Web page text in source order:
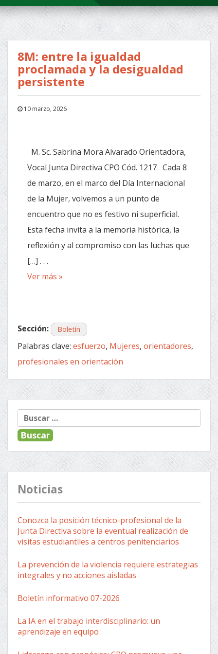
8M: entre la igualdad
proclamada y la desigualdad
persistente
10 marzo, 2026
M. Sc. Sabrina Mora Alvarado Orientadora,
Vocal Junta Directiva CPO Cód. 1217 Cada 8
de marzo, en el marco del Día Internacional
de la Mujer, volvemos a un punto de
encuentro que no es festivo ni superficial.
Esta fecha invita a la memoria histórica, la
reflexión y al compromiso con las luchas que
[…] . . .
Ver más »
Sección: Boletín
Palabras clave: esfuerzo, Mujeres, orientadores,
profesionales en orientación
Buscar:
Noticias
Conozca la posición técnico-profesional de la
Junta Directiva sobre la eventual realización de
visitas estudiantiles a centros penitenciarios
La prevención de la violencia requiere estrategias
integrales y no acciones aisladas
Boletín informativo 07-2026
La IA en el trabajo interdisciplinario: un
aprendizaje en equipo